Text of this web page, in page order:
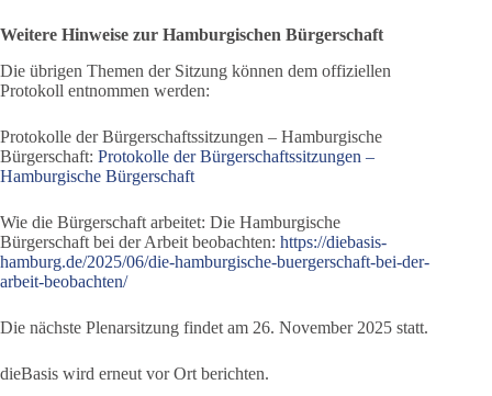
Weitere Hinweise zur Hamburgischen Bürgerschaft
Die übrigen Themen der Sitzung können dem offiziellen
Protokoll entnommen werden:
Protokolle der Bürgerschaftssitzungen – Hamburgische
Bürgerschaft: Protokolle der Bürgerschaftssitzungen –
Hamburgische Bürgerschaft
Wie die Bürgerschaft arbeitet: Die Hamburgische
Bürgerschaft bei der Arbeit beobachten: https://diebasis-
hamburg.de/2025/06/die-hamburgische-buergerschaft-bei-der-
arbeit-beobachten/
Die nächste Plenarsitzung findet am 26. November 2025 statt.
dieBasis wird erneut vor Ort berichten.